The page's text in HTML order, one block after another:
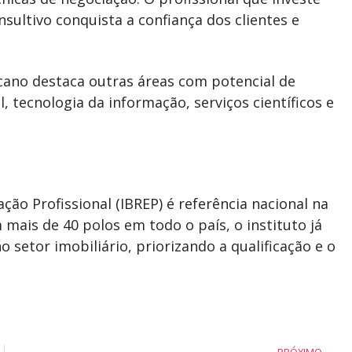
conquista a confiança dos clientes e
destaca outras áreas com potencial de
tecnologia da informação, serviços científicos e
Profissional (IBREP) é referência nacional na
de 40 polos em todo o país, o instituto já
setor imobiliário, priorizando a qualificação e o